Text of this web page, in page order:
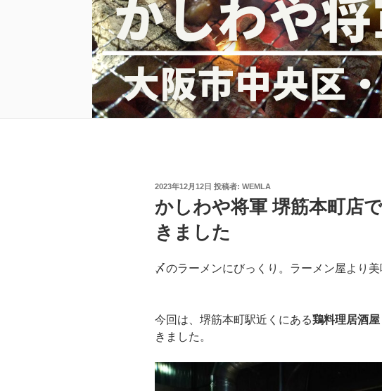
投
日:
2023年12月12日 投稿者: WEMLA
かしわや将軍 堺筋本町店
きました
〆のラーメンにびっくり。ラーメン屋より美
今回は、堺筋本町駅近くにある鶏料理居酒屋
きました。